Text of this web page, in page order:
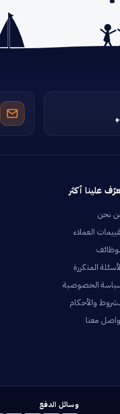
علينا أكثر
نحن
العملاء
المتكررة
الخصوصية
والأحكام
معنا
وسائل الدفع